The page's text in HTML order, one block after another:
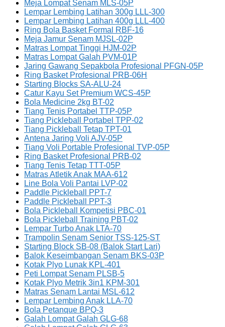
Meja Lompat Senam MLS-05P
Lempar Lembing Latihan 300g LLL-300
Lempar Lembing Latihan 400g LLL-400
Ring Bola Basket Formal RBF-16
Meja Jamur Senam MJSL-02P
Matras Lompat Tinggi HJM-02P
Matras Lompat Galah PVM-01P
Jaring Gawang Sepakbola Profesional PFGN-05P
Ring Basket Profesional PRB-06H
Starting Blocks SA-ALU-24
Catur Kayu Set Premium WCS-45P
Bola Medicine 2kg BT-02
Tiang Tenis Portabel TTP-05P
Tiang Pickleball Portabel TPP-02
Tiang Pickleball Tetap TPT-01
Antena Jaring Voli AJV-05P
Tiang Voli Portable Profesional TVP-05P
Ring Basket Profesional PRB-02
Tiang Tenis Tetap TTT-05P
Matras Atletik Anak MAA-612
Line Bola Voli Pantai LVP-02
Paddle Pickleball PPT-7
Paddle Pickleball PPT-3
Bola Pickleball Kompetisi PBC-01
Bola Pickleball Training PBT-02
Lempar Turbo Anak LTA-70
Trampolin Senam Senior TSS-125-ST
Starting Block SB-08 (Balok Start Lari)
Balok Keseimbangan Senam BKS-03P
Kotak Plyo Lunak KPL-401
Peti Lompat Senam PLSB-5
Kotak Plyo Metrik 3in1 KPM-301
Matras Senam Lantai MSL-612
Lempar Lembing Anak LLA-70
Bola Petanque BPQ-3
Galah Lompat Galah GLG-68